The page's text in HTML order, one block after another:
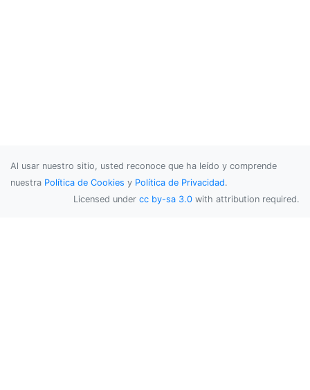
Al usar nuestro sitio, usted reconoce que ha leído y comprende
nuestra Política de Cookies y Política de Privacidad.
Licensed under cc by-sa 3.0 with attribution required.